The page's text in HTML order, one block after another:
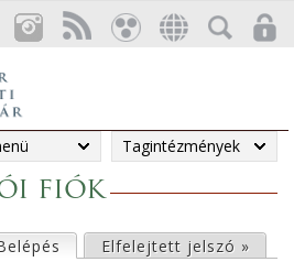
Tagintézmények
fiók
(aktív fül)Elfelejtett jelszó »